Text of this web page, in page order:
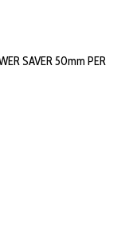
SAVER 50mm PER